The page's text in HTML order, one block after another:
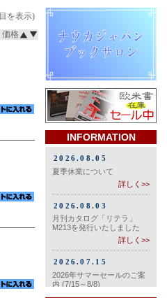
を表示)
価格
INFORMATION